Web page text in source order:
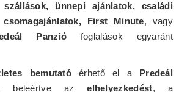
szállások, ünnepi ajánlatok, családi
First Minute, vagy
Panzió foglalások egyaránt
bemutató érhető el a Predeál
beleértve azelhelyezkedést, a